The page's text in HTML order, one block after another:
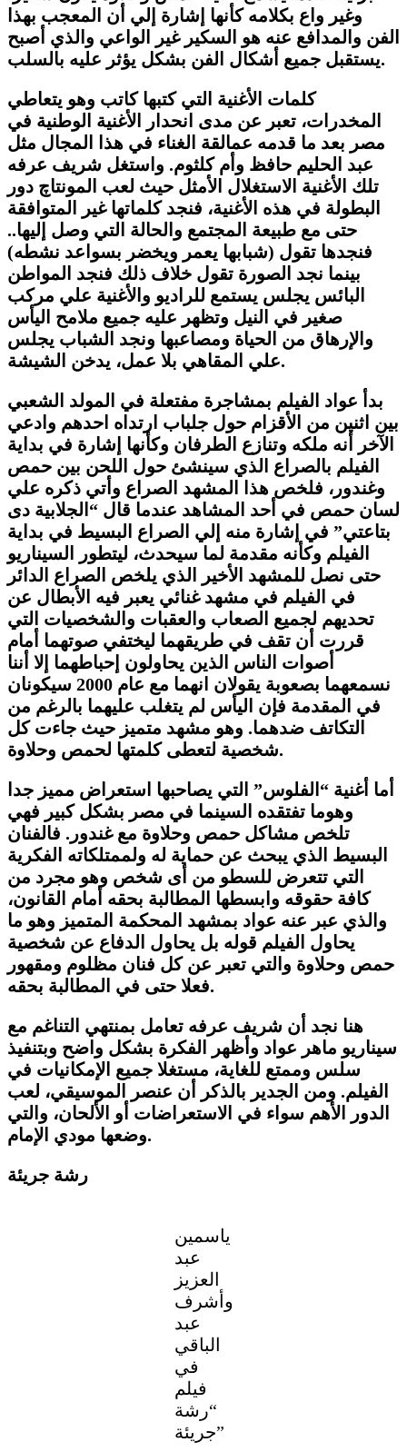
وغير واع بكلامه كأنها إشارة إلي أن المعجب بهذا
الفن والمدافع عنه هو السكير غير الواعي والذي أصبح
يستقبل جميع أشكال الفن بشكل يؤثر عليه بالسلب.
كلمات الأغنية التي كتبها كاتب وهو يتعاطي
المخدرات، تعبر عن مدى انحدار الأغنية الوطنية في
مصر بعد ما قدمه عمالقة الغناء في هذا المجال مثل
عبد الحليم حافظ وأم كلثوم. واستغل شريف عرفه
تلك الأغنية الاستغلال الأمثل حيث لعب المونتاچ دور
البطولة في هذه الأغنية، فنجد كلماتها غير المتوافقة
حتى مع طبيعة المجتمع والحالة التي وصل إليها..
فنجدها تقول (شبابها يعمر ويخضر بسواعد نشطه)
بينما نجد الصورة تقول خلاف ذلك فنجد المواطن
البائس يجلس يستمع للراديو والأغنية علي مركب
صغير في النيل وتظهر عليه جميع ملامح اليأس
والإرهاق من الحياة ومصاعبها ونجد الشباب يجلس
علي المقاهي بلا عمل، يدخن الشيشة.
بدأ عواد الفيلم بمشاجرة مفتعلة في المولد الشعبي
بين اثنين من الأقزام حول جلباب ارتداه احدهم وادعي
الآخر أنه ملكه وتنازع الطرفان وكأنها إشارة في بداية
الفيلم بالصراع الذي سينشئ حول اللحن بين حمص
وغندور، فلخص هذا المشهد الصراع وأتي ذكره علي
لسان حمص في أحد المشاهد عندما قال “الجلابية دى
بتاعتي” في إشارة منه إلي الصراع البسيط في بداية
الفيلم وكأنه مقدمة لما سيحدث، ليتطور السيناريو
حتى نصل للمشهد الأخير الذي يلخص الصراع الدائر
في الفيلم في مشهد غنائي يعبر فيه الأبطال عن
تحديهم لجميع الصعاب والعقبات والشخصيات التي
قررت أن تقف في طريقهما ليختفي صوتهما أمام
أصوات الناس الذين يحاولون إحباطهما إلا أننا
نسمعهما بصعوبة يقولان انهما مع عام 2000 سيكونان
في المقدمة فإن اليأس لم يتغلب عليهما بالرغم من
التكاتف ضدهما. وهو مشهد متميز حيث جاءت كل
شخصية لتعطى كلمتها لحمص وحلاوة.
أما أغنية “الفلوس” التي يصاحبها استعراض مميز جدا
وهوما تفتقده السينما في مصر بشكل كبير فهي
تلخص مشاكل حمص وحلاوة مع غندور. فالفنان
البسيط الذي يبحث عن حماية له ولممتلكاته الفكرية
التي تتعرض للسطو من أى شخص وهو مجرد من
كافة حقوقه وابسطها المطالبة بحقه أمام القانون،
والذي عبر عنه عواد بمشهد المحكمة المتميز وهو ما
يحاول الفيلم قوله بل يحاول الدفاع عن شخصية
حمص وحلاوة والتي تعبر عن كل فنان مظلوم ومقهور
فعلا حتى في المطالبة بحقه.
هنا نجد أن شريف عرفه تعامل بمنتهي التناغم مع
سيناريو ماهر عواد وأظهر الفكرة بشكل واضح وبتنفيذ
سلس وممتع للغاية، مستغلا جميع الإمكانيات في
الفيلم. ومن الجدير بالذكر أن عنصر الموسيقي، لعب
الدور الأهم سواء في الاستعراضات أو الألحان، والتي
وضعها مودي الإمام.
رشة جريئة
ياسمين
عبد
العزيز
وأشرف
عبد
الباقي
في
فيلم
“رشة
جريئة”